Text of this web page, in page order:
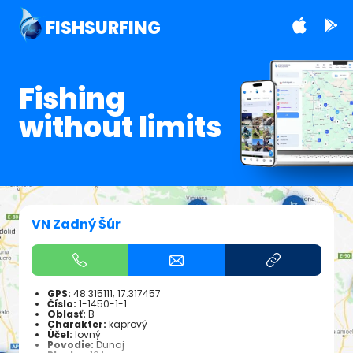
FISHSURFING
Fishing
without limits
VN Zadný Šúr
GPS: 48.315111; 17.317457
Číslo: 1-1450-1-1
Oblasť: B
Charakter: kaprový
Účel: lovný
Povodie: Dunaj